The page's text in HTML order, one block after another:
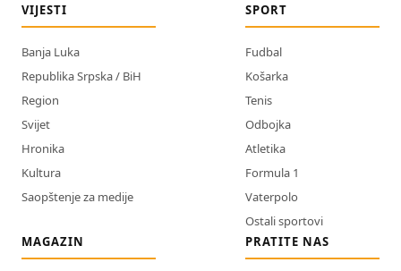
VIJESTI
Banja Luka
Republika Srpska / BiH
Region
Svijet
Hronika
Kultura
Saopštenje za medije
SPORT
Fudbal
Košarka
Tenis
Odbojka
Atletika
Formula 1
Vaterpolo
Ostali sportovi
MAGAZIN
PRATITE NAS